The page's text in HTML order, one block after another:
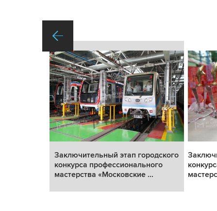
Заключительный этап городского
конкурса профессионального
мастерства «Московские ...